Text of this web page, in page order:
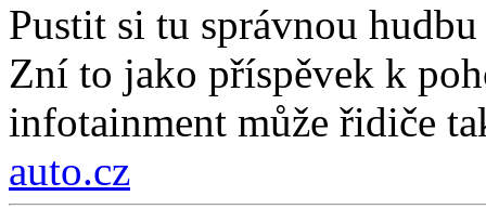
Pustit si tu správnou
Zní to jako příspěvek k
infotainment může řidiče
auto.cz